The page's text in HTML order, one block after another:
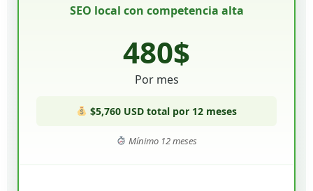
SEO local con competencia alta
480$
Por mes
$5,760 USD total por 12 meses
Mínimo 12 meses